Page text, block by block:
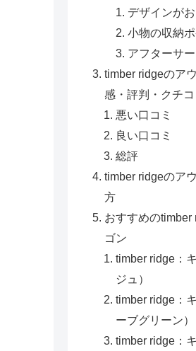
デザインが
小物の収納
アフターサ
timber ridgeのア
感・評判・クチコ
悪い口コミ
良い口コミ
総評
timber ridgeのア
方
おすすめのtimber
ゴン
timber ridge：
ジュ）
timber ridge：
ーブグリーン）
timber ridge：